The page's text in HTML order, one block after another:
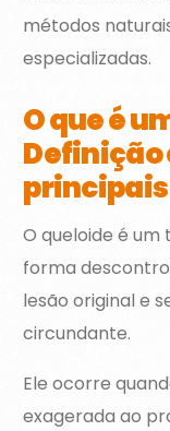
métodos
especializadas.
O que é
principais
O queloide é
forma
lesão original e
circundante.
Ele ocorre
exagerada ao